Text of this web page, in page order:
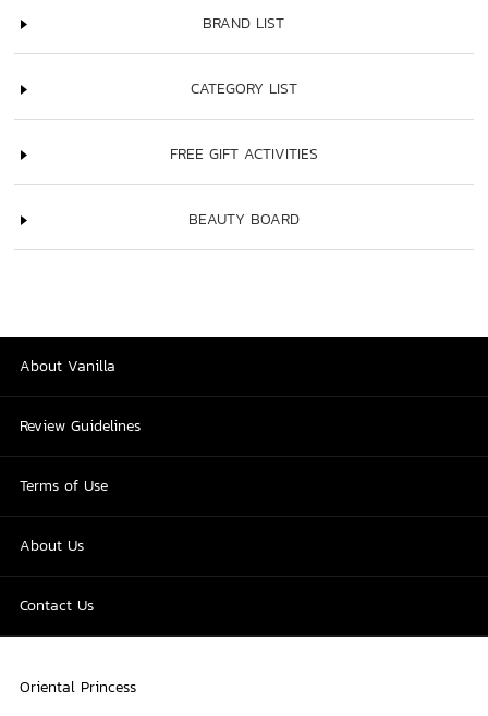
BRAND LIST
CATEGORY LIST
FREE GIFT ACTIVITIES
BEAUTY BOARD
About Vanilla
Review Guidelines
Terms of Use
About Us
Contact Us
Oriental Princess